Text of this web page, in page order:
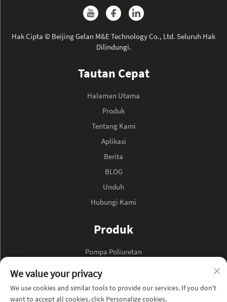
Hak Cipta © Beijing Gelan M&E Technology Co., Ltd. Seluruh Hak
Dilindungi.
Tautan Cepat
Halaman Utama
Produk
Tentang Kami
Aplikasi
Berita
BLOG
Unduh
Hubungi Kami
Produk
Pompa Poliuretan
TENTANG PERUSAHAAN
We value your privacy
We use cookies and similar tools to provide our services. If you don't
want to accept all cookies, click Personalize cookies.